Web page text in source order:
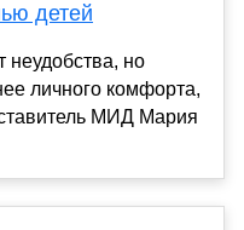
детей
но
личного комфорта,
МИД Мария